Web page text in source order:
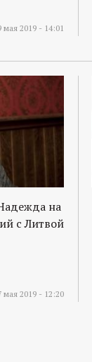
мая 2019 - 14:01
на
с Литвой
мая 2019 - 12:20